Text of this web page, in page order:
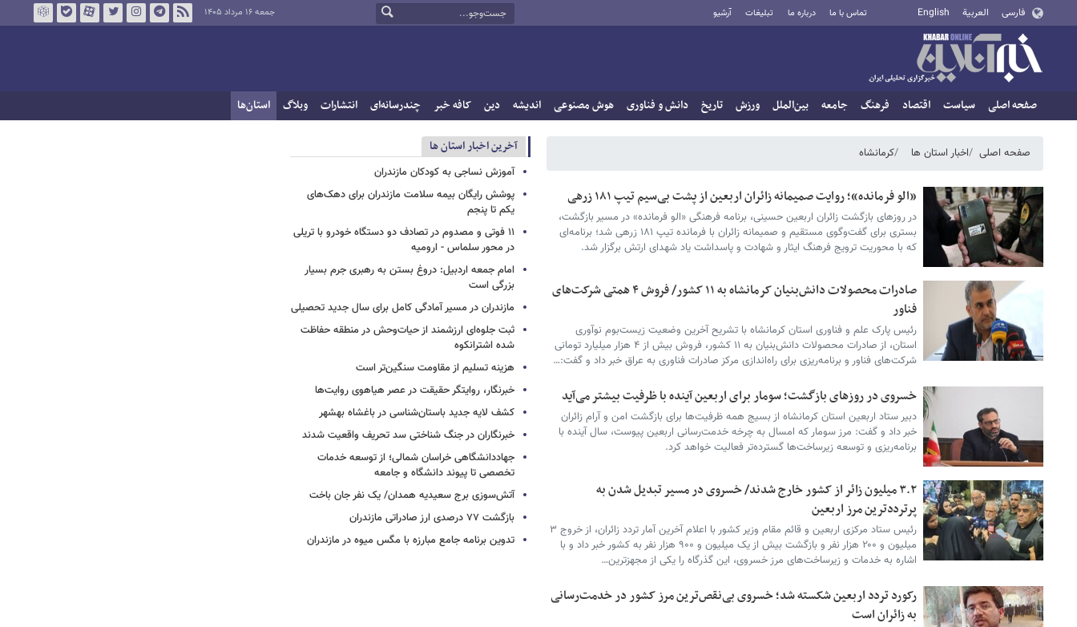
فارسی العربية English تماس با ما درباره ما تبلیغات آرشیو جمعه ۱۶ مرداد ۱۴۰۵
صفحه اصلی سیاست اقتصاد فرهنگ جامعه بین‌الملل ورزش تاریخ دانش و فناوری هوش مصنوعی اندیشه دین کافه خبر چندرسانه‌ای انتشارات وبلاگ استان‌ها
صفحه اصلی اخبار استان ها کرمانشاه
«الو فرمانده»؛ روایت صمیمانه زائران اربعین از پشت بی‌سیم تیپ ۱۸۱ زرهی
در روزهای بازگشت زائران اربعین حسینی، برنامه فرهنگی «الو فرمانده» در مسیر بازگشت،
بستری برای گفت‌وگوی مستقیم و صمیمانه زائران با فرمانده تیپ ۱۸۱ زرهی شد؛ برنامه‌ای
که با محوریت ترویج فرهنگ ایثار و شهادت و پاسداشت یاد شهدای ارتش برگزار شد.
صادرات محصولات دانش‌بنیان کرمانشاه به ۱۱ کشور/ فروش ۴ همتی شرکت‌های
فناور
رئیس پارک علم و فناوری استان کرمانشاه با تشریح آخرین وضعیت زیست‌بوم نوآوری
استان، از صادرات محصولات دانش‌بنیان به ۱۱ کشور، فروش بیش از ۴ هزار میلیارد تومانی
شرکت‌های فناور و برنامه‌ریزی برای راه‌اندازی مرکز صادرات فناوری به عراق خبر داد و گفت:…
خسروی در روزهای بازگشت؛ سومار برای اربعین آینده با ظرفیت بیشتر می‌آید
دبیر ستاد اربعین استان کرمانشاه از بسیج همه ظرفیت‌ها برای بازگشت امن و آرام زائران
خبر داد و گفت: مرز سومار که امسال به چرخه خدمت‌رسانی اربعین پیوست، سال آینده با
برنامه‌ریزی و توسعه زیرساخت‌ها گسترده‌تر فعالیت خواهد کرد.
۳.۲ میلیون زائر از کشور خارج شدند/ خسروی در مسیر تبدیل شدن به
پرترددترین مرز اربعین
رئیس ستاد مرکزی اربعین و قائم مقام وزیر کشور با اعلام آخرین آمار تردد زائران، از خروج ۳
میلیون و ۲۰۰ هزار نفر و بازگشت بیش از یک میلیون و ۹۰۰ هزار نفر به کشور خبر داد و با
اشاره به خدمات و زیرساخت‌های مرز خسروی، این گذرگاه را یکی از مجهزترین…
رکورد تردد اربعین شکسته شد؛ خسروی بی‌نقص‌ترین مرز کشور در خدمت‌رسانی
به زائران است
آخرین اخبار استان ها
آموزش نساجی به کودکان مازندران
پوشش رایگان بیمه سلامت مازندران برای دهک‌های
یکم تا پنجم
۱۱ فوتی و مصدوم در تصادف دو دستگاه خودرو با تریلی
در محور سلماس - ارومیه
امام جمعه اردبیل: دروغ بستن به رهبری جرم بسیار
بزرگی است
مازندران در مسیر آمادگی کامل برای سال جدید تحصیلی
ثبت جلوه‌ای ارزشمند از حیات‌وحش در منطقه حفاظت
شده اشترانکوه
هزینه تسلیم از مقاومت سنگین‌تر است
خبرنگار، روایتگر حقیقت در عصر هیاهوی روایت‌ها
کشف لایه جدید باستان‌شناسی در باغشاه بهشهر
خبرنگاران در جنگ شناختی سد تحریف واقعیت شدند
جهاددانشگاهی خراسان شمالی؛ از توسعه خدمات
تخصصی تا پیوند دانشگاه و جامعه
آتش‌سوزی برج سعیدیه همدان/ یک نفر جان باخت
بازگشت ۷۷ درصدی ارز صادراتی مازندران
تدوین برنامه جامع مبارزه با مگس میوه در مازندران